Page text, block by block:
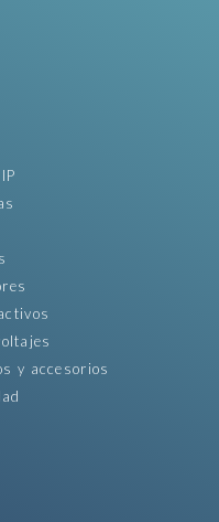
y accesorios